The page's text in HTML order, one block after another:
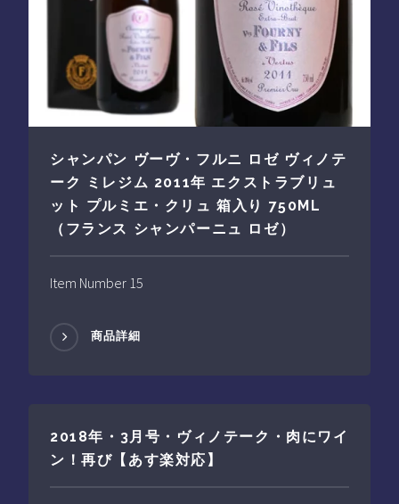
シャンパン ヴーヴ・フルニ ロゼ ヴィノテ
ーク ミレジム 2011年 エクストラブリュ
ット プルミエ・クリュ 箱入り 750ML
（フランス シャンパーニュ ロゼ）
Item Number 15
商品詳細
2018年・3月号・ヴィノテーク・肉にワイ
ン！再び【あす楽対応】